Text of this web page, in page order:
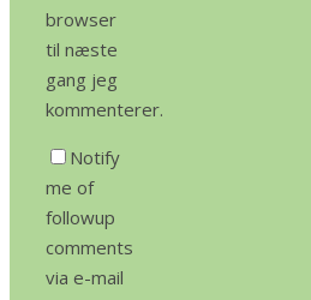
browser
til næste
gang jeg
kommenterer.
Notify
me of
followup
comments
via e-mail